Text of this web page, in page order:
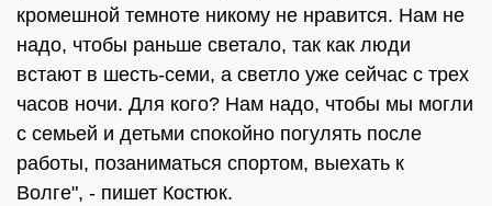
кромешной темноте никому не нравится. Нам не
надо, чтобы раньше светало, так как люди
встают в шесть-семи, а светло уже сейчас с трех
часов ночи. Для кого? Нам надо, чтобы мы могли
с семьей и детьми спокойно погулять после
работы, позаниматься спортом, выехать к
Волге", - пишет Костюк.